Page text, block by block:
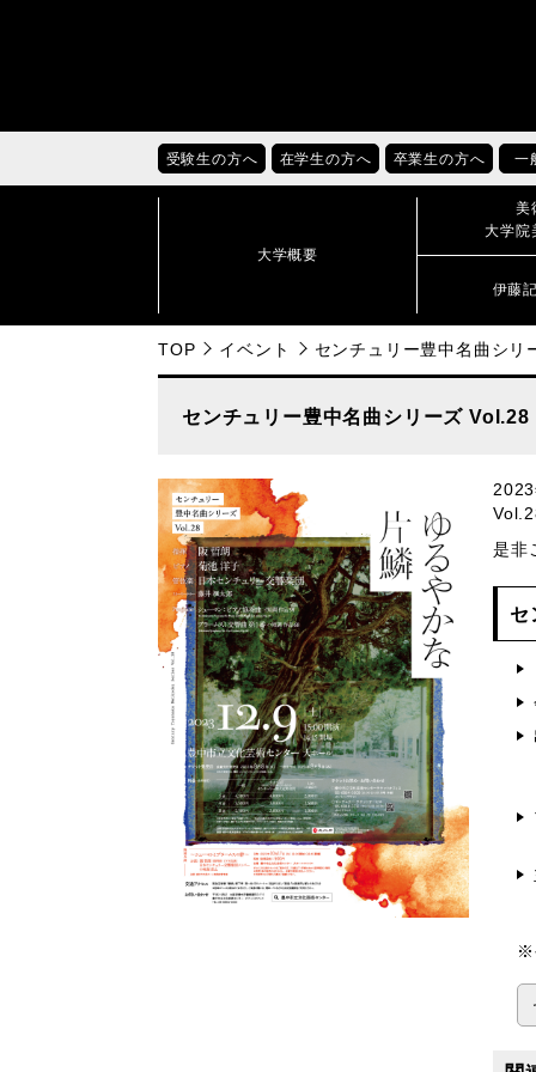
受験生の方へ 在学生の方へ 卒業生の方へ 一
大学概要
美
大学院
伊藤
TOP イベント センチュリー豊中名曲シ
センチュリー豊中名曲シリーズ
是非
セ
※